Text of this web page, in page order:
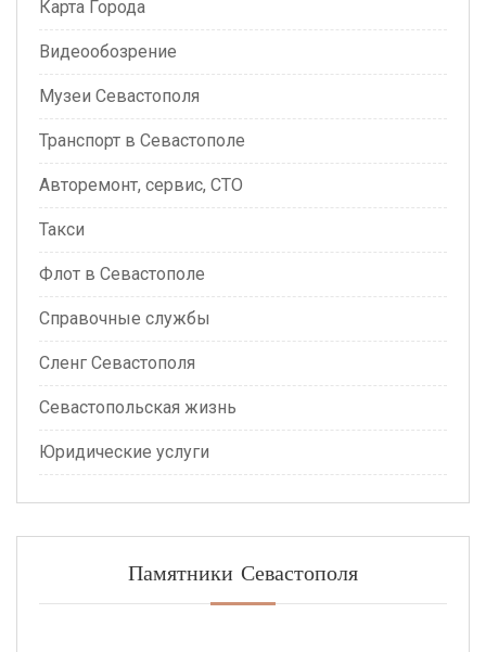
Карта Города
Видеообозрение
Музеи Севастополя
Транспорт в Севастополе
Авторемонт, сервис, СТО
Такси
Флот в Севастополе
Справочные службы
Сленг Севастополя
Севастопольская жизнь
Юридические услуги
Памятники Севастополя